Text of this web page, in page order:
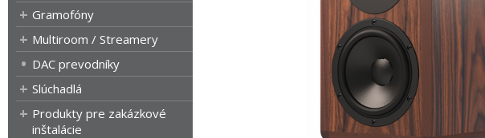
Gramofóny
Multiroom / Streamery
DAC prevodníky
Slúchadlá
Produkty pre zakázkové
inštalácie